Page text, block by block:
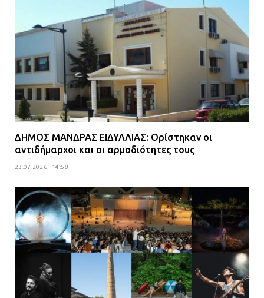
ΔΗΜΟΣ ΜΑΝΔΡΑΣ ΕΙΔΥΛΛΙΑΣ: Ορίστηκαν οι
αντιδήμαρχοι και οι αρμοδιότητες τους
23.07.2026 | 14:58